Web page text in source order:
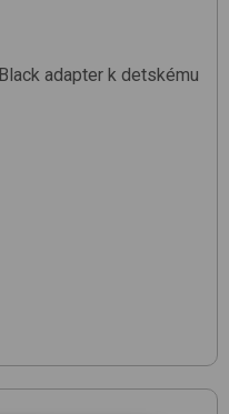
Black adapter k detskému